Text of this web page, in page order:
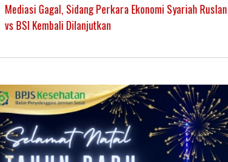
Mediasi Gagal, Sidang Perkara Ekonomi Syariah Ruslan
vs BSI Kembali Dilanjutkan